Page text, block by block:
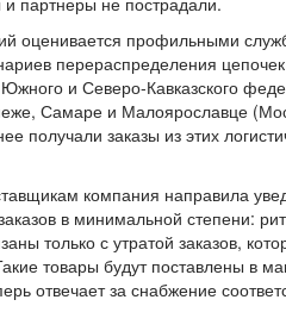
оценивается профильными
перераспределения
и Северо-Кавказского
Самаре и Малоярославце
получали заказы из этих
компания направила
в минимальной степени:
только с утратой заказов,
товары будут поставлены в
отвечает за снабжение